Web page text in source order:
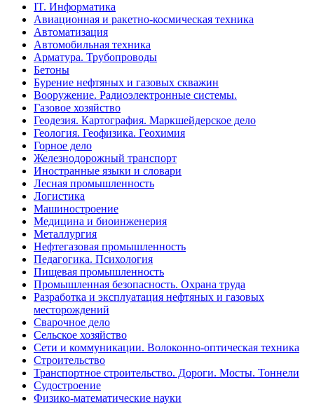
IT. Информатика
Авиационная и ракетно-космическая техника
Автоматизация
Автомобильная техника
Арматура. Трубопроводы
Бетоны
Бурение нефтяных и газовых скважин
Вооружение. Радиоэлектронные системы.
Газовое хозяйство
Геодезия. Картография. Маркшейдерское дело
Геология. Геофизика. Геохимия
Горное дело
Железнодорожный транспорт
Иностранные языки и словари
Лесная промышленность
Логистика
Машиностроение
Медицина и биоинженерия
Металлургия
Нефтегазовая промышленность
Педагогика. Психология
Пищевая промышленность
Промышленная безопасность. Охрана труда
Разработка и эксплуатация нефтяных и газовых
месторождений
Сварочное дело
Сельское хозяйство
Сети и коммуникации. Волоконно-оптическая техника
Строительство
Транспортное строительство. Дороги. Мосты. Тоннели
Судостроение
Физико-математические науки